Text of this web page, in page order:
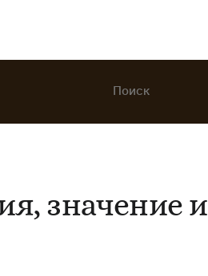
значение и